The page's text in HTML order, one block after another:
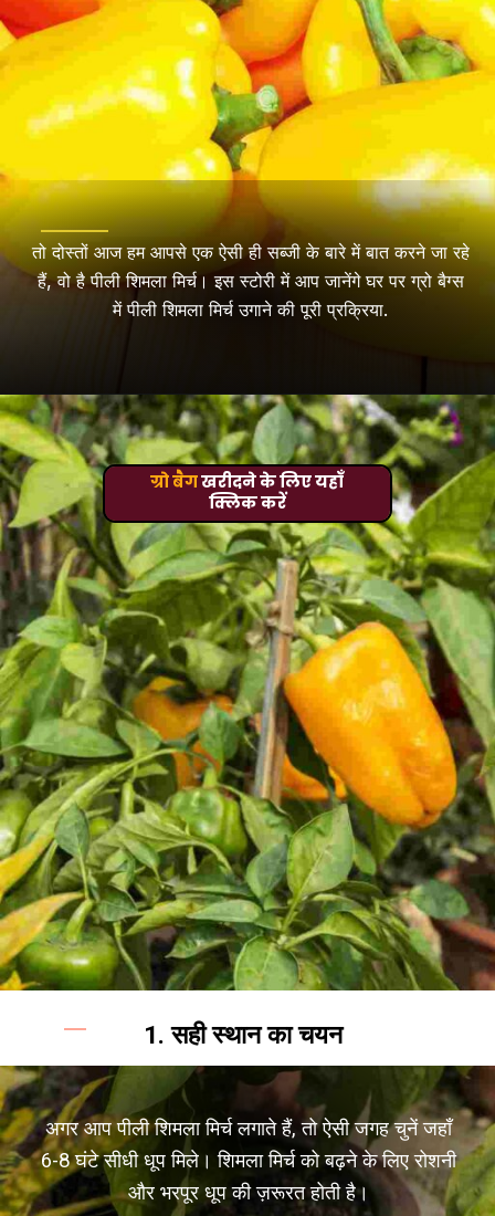
तो दोस्तों आज हम आपसे एक ऐसी ही सब्जी के बारे में बात करने जा रहे
हैं, वो है पीली शिमला मिर्च। इस स्टोरी में आप जानेंगे घर पर ग्रो बैग्स
में पीली शिमला मिर्च उगाने की पूरी प्रक्रिया.
अगर आप पीली शिमला मिर्च लगाते हैं, तो ऐसी जगह चुनें जहाँ
6-8 घंटे सीधी धूप मिले। शिमला मिर्च को बढ़ने के लिए रोशनी
और भरपूर धूप की ज़रूरत होती है।
1. सही स्थान का चयन
ग्रो बैगखरीदने के लिए यहाँ
क्लिक करें